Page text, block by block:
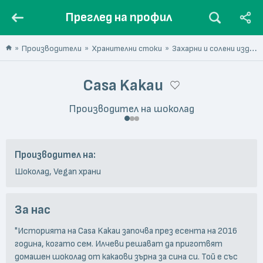
Преглед на профил
Производители Хранителни стоки Захарни и солени изделия
Casa Kakau
Производител на шоколад
Производител на:
Шоколад, Vegan храни
За нас
"Историята на Casa Kakau започва през есента на 2016
година, когато сем. Илчеви решават да приготвят
домашен шоколад от какаови зърна за сина си. Той е със